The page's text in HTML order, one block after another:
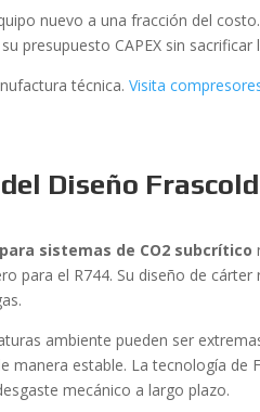
nuevo a una fracción del
presupuesto CAPEX sin sacrificar
técnica.Visita
Diseño
sistemas de CO2 subcrítico
para el R744. Su diseño de
ambiente pueden ser
manera estable. La tecnología de
mecánico a largo plazo.